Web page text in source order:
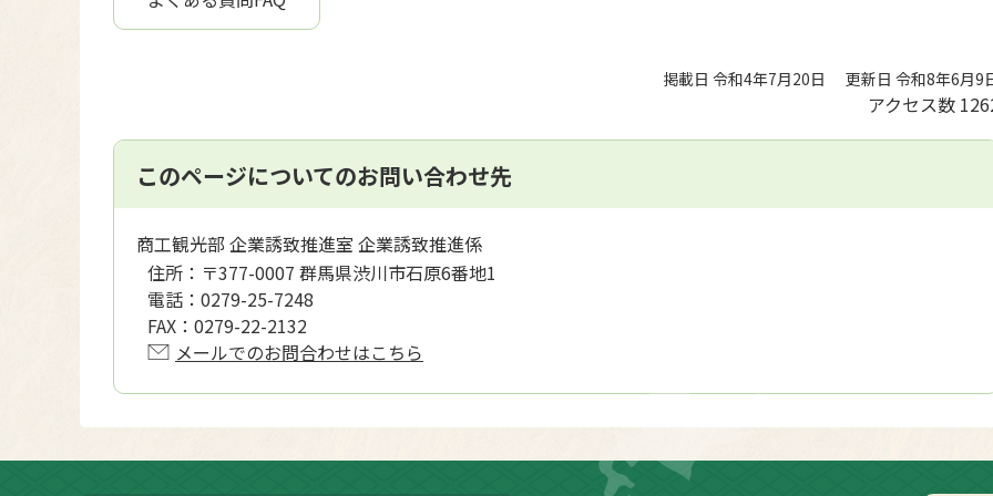
掲載日 令和4年7月20日 更新日 令和8年6月9
アクセス数
このページについてのお問い合わせ先
商工観光部 企業誘致推進室 企業誘致推進係
住所： 〒377-0007 群馬県渋川市石原6番地1
電話： 0279-25-7248
FAX： 0279-22-2132
メールでのお問合わせはこちら